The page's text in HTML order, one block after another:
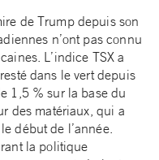
de Trump depuis son
n’ont pas connu
L’indice TSX a
dans le vert depuis
1,5 % sur la base du
des matériaux, qui a
début de l’année.
la politique